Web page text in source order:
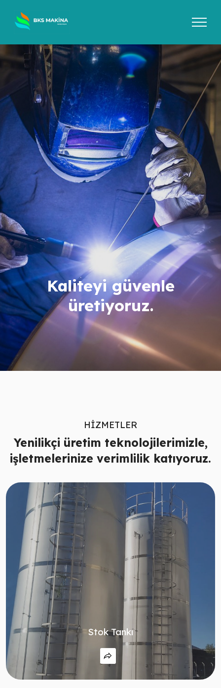
Kaliteyi güvenle
üretiyoruz.
HİZMETLER
Yenilikçi üretim teknolojilerimizle,
işletmelerinize verimlilik katıyoruz.
Stok Tankı